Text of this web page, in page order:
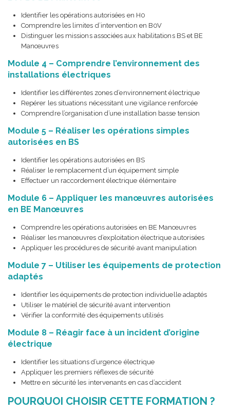
Identifier les opérations autorisées en H0
Comprendre les limites d’intervention en B0V
Distinguer les missions associées aux habilitations BS et BE
Manœuvres
Module 4 – Comprendre l’environnement des
installations électriques
Identifier les différentes zones d’environnement électrique
Repérer les situations nécessitant une vigilance renforcée
Comprendre l’organisation d’une installation basse tension
Module 5 – Réaliser les opérations simples
autorisées en BS
Identifier les opérations autorisées en BS
Réaliser le remplacement d’un équipement simple
Effectuer un raccordement électrique élémentaire
Module 6 – Appliquer les manœuvres autorisées
en BE Manœuvres
Comprendre les opérations autorisées en BE Manœuvres
Réaliser les manœuvres d’exploitation électrique autorisées
Appliquer les procédures de sécurité avant manipulation
Module 7 – Utiliser les équipements de protection
adaptés
Identifier les équipements de protection individuelle adaptés
Utiliser le matériel de sécurité avant intervention
Vérifier la conformité des équipements utilisés
Module 8 – Réagir face à un incident d’origine
électrique
Identifier les situations d’urgence électrique
Appliquer les premiers réflexes de sécurité
Mettre en sécurité les intervenants en cas d’accident
POURQUOI CHOISIR CETTE FORMATION ?